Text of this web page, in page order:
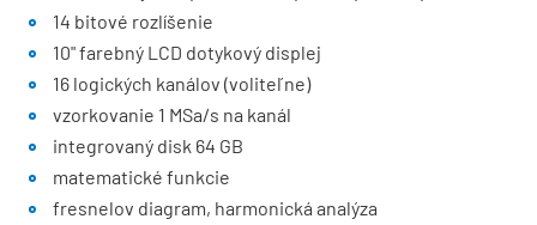
14 bitové rozlíšenie
10" farebný LCD dotykový displej
16 logických kanálov (voliteľne)
vzorkovanie 1 MSa/s na kanál
integrovaný disk 64 GB
matematické funkcie
fresnelov diagram, harmonická analýza